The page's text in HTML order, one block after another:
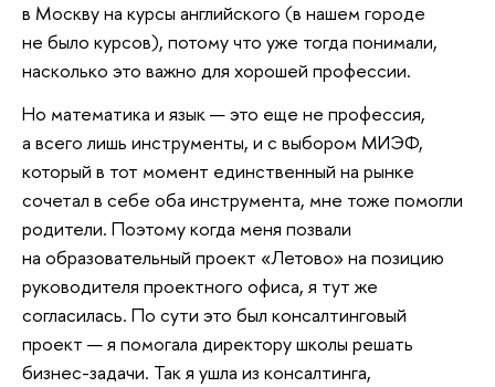
в Москву на курсы английского (в нашем городе
не было курсов), потому что уже тогда понимали,
насколько это важно для хорошей профессии.
Но математика и язык — это еще не профессия,
а всего лишь инструменты, и с выбором МИЭФ,
который в тот момент единственный на рынке
сочетал в себе оба инструмента, мне тоже помогли
родители. Поэтому когда меня позвали
на образовательный проект «Летово» на позицию
руководителя проектного офиса, я тут же
согласилась. По сути это был консалтинговый
проект — я помогала директору школы решать
бизнес-задачи. Так я ушла из консалтинга,